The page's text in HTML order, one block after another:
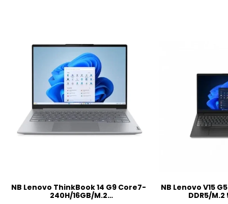
NB Lenovo ThinkBook 14 G9 Core7-
240H/16GB/M.2
NB Lenovo V15
DDR5/M.2